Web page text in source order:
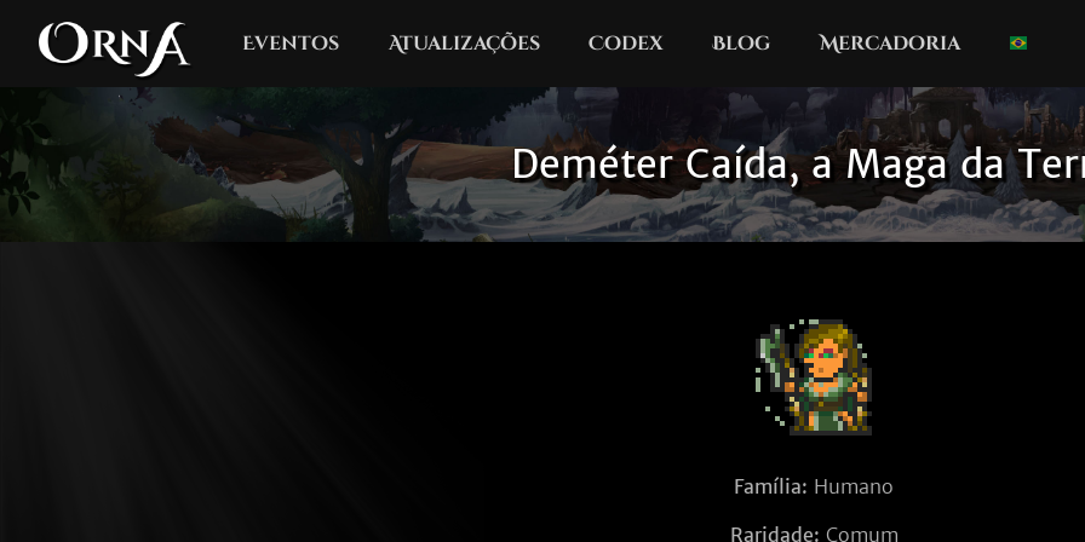
Eventos Atualizações Codex Blog Mercadoria
Deméter Caída, a Maga da
Família: Humano
Raridade: Comum